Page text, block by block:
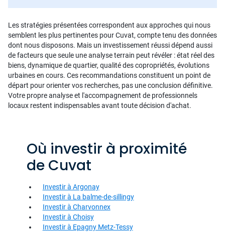
Les stratégies présentées correspondent aux approches qui nous
semblent les plus pertinentes pour Cuvat, compte tenu des données
dont nous disposons. Mais un investissement réussi dépend aussi
de facteurs que seule une analyse terrain peut révéler : état réel des
biens, dynamique de quartier, qualité des copropriétés, évolutions
urbaines en cours. Ces recommandations constituent un point de
départ pour orienter vos recherches, pas une conclusion définitive.
Votre propre analyse et l'accompagnement de professionnels
locaux restent indispensables avant toute décision d'achat.
Où investir à proximité
de Cuvat
Investir à Argonay
Investir à La balme-de-sillingy
Investir à Charvonnex
Investir à Choisy
Investir à Epagny Metz-Tessy